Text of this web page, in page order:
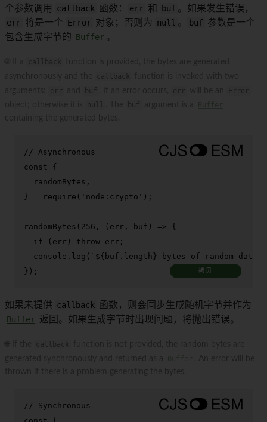
个参数调用
callback 函数： err 和 buf 。如果发生错误，
err 将是一个 Error 对象；否则为 null 。 buf 参数是一个
包含生成字节的 Buffer 。
// Asynchronous
const {
  randomBytes,
} =
require ( 'node:crypto' );
randomBytes ( 256 , ( err, buf ) => {
if (err) throw err;
console . log ( ` ${buf.length}
bytes of random data:
});
拷贝
如果未提供 callback 函数，则会同步生成随机字节并作为
Buffer 返回。如果生成字节时出现问题，将抛出错误。
// Synchronous